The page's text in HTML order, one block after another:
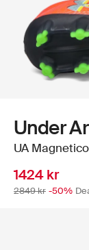
Under
UA
1424 kr
2849 kr -50%